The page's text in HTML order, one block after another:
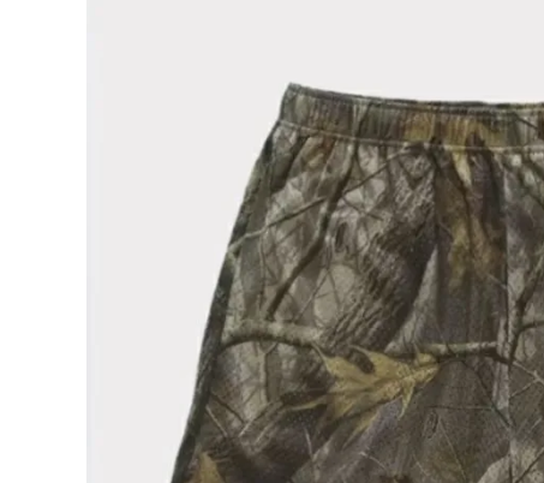
Tシャツ・ロングスリーブ